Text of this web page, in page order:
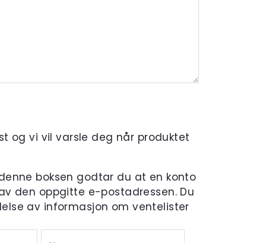
og vi vil varsle deg når produktet
boksen godtar du at en konto
den oppgitte e-postadressen. Du
av informasjon om ventelister